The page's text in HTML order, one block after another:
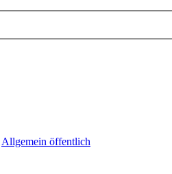
Allgemein öffentlich